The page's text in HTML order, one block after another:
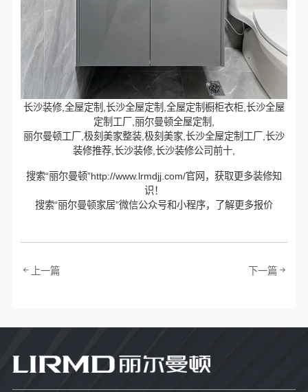
长沙装修,全屋定制,长沙全屋定制,全屋定制橱柜衣柜,长沙全屋
定制工厂,丽尔曼顿全屋定制,
丽尔曼顿工厂,极刻美家整装,极刻美家,长沙全屋定制工厂,长沙
装修推荐,长沙装修,长沙装修公司前十,
搜索“丽尔曼顿”http://www.lrmdjj.com/官网，获取更多装修知
识！
搜索“丽尔曼顿家居”微信公众号和小程序，了解更多报价
上一篇 下一篇